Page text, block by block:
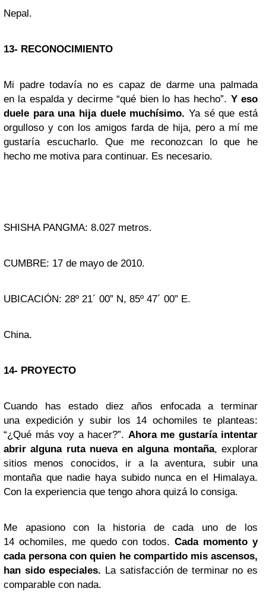
Nepal.
13- RECONOCIMIENTO
Mi padre todavía no es capaz de darme una palmada
en la espalda y decirme “qué bien lo has hecho”. Y eso
duele para una hija duele muchísimo. Ya sé que está
orgulloso y con los amigos farda de hija, pero a mí me
gustaría escucharlo. Que me reconozcan lo que he
hecho me motiva para continuar. Es necesario.
SHISHA PANGMA: 8.027 metros.
CUMBRE: 17 de mayo de 2010.
UBICACIÓN: 28º 21´ 00” N, 85º 47´ 00” E.
China.
14- PROYECTO
Cuando has estado diez años enfocada a terminar
una expedición y subir los 14 ochomiles te planteas:
“¿Qué más voy a hacer?”. Ahora me gustaría intentar
abrir alguna ruta nueva en alguna montaña, explorar
sitios menos conocidos, ir a la aventura, subir una
montaña que nadie haya subido nunca en el Himalaya.
Con la experiencia que tengo ahora quizá lo consiga.
Me apasiono con la historia de cada uno de los
14 ochomiles, me quedo con todos. Cada momento y
cada persona con quien he compartido mis ascensos,
han sido especiales. La satisfacción de terminar no es
comparable con nada.